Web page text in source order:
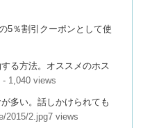
5％割引クーポンとして使
る方法。オススメのホス
- 1,040 views
多い。話しかけられても
2015/2.jpg7 views